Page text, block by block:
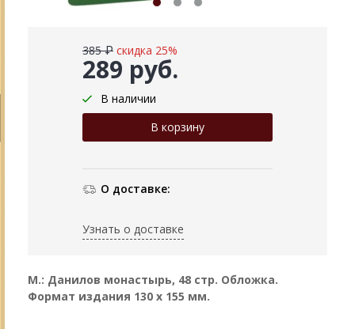
289 руб.
385 ₽ скидка 25%
В наличии
О доставке:
Узнать о доставке
М.: Данилов монастырь, 48 стр. Обложка.
Формат издания 130 х 155 мм.